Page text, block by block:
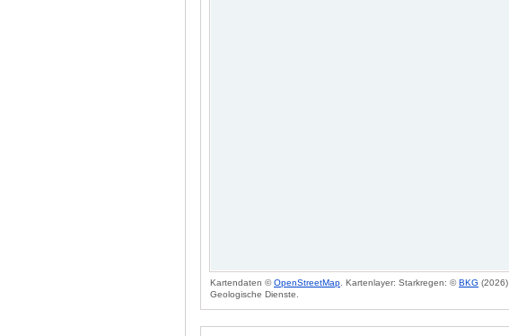
Kartendaten ©OpenStreetMap . Kartenlayer: Starkregen: ©BKG (2026)
Geologische Dienste.